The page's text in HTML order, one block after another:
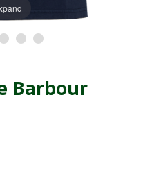
Barbour